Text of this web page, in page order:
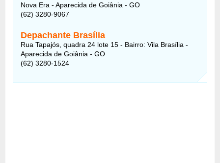
Nova Era - Aparecida de Goiânia - GO
(62) 3280-9067
Depachante Brasília
Rua Tapajós, quadra 24 lote 15 - Bairro: Vila Brasília -
Aparecida de Goiânia - GO
(62) 3280-1524